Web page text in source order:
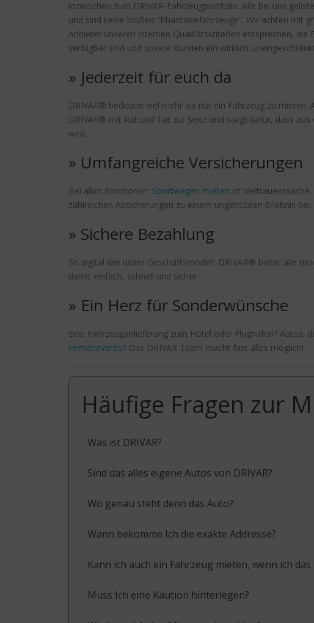
inzwischen zum DRIVAR-Fahrzeugportfolio. Alle bei uns
und sind keine bloßen “Phantasiefahrzeuge”. Wir achten mit
Anbieter unseren internen Qualitätskriterien entsprechen,
verfügbar sind und unsere Kunden ein wirklich
» Jederzeit für euch da
DRIVAR® bedeutet viel mehr als nur ein Fahrzeug zu
DRIVAR® mit Rat und Tat zur Seite und sorgt dafür, dass
wird.
» Umfangreiche Versicherungen
Bei allen Emotionen: Sportwagen mieten ist
zahlreichen Absicherungen zu einem ungetrübten Erlebnis bei.
» Sichere Bezahlung
So digital wie unser Geschäftsmodell: DRIVAR® bietet alle
damit einfach, schnell und sicher
» Ein Herz für Sonderwünsche
Eine Fahrzeuganlieferung zum Hotel oder Flughafen? Autos,
Firmenevents? Das DRIVAR Team macht fast alles möglich!
Häufige Fragen zur
Was ist DRIVAR?
Sind das alles eigene Autos von DRIVAR?
Wo genau steht denn das Auto?
Wann bekomme Ich die exakte Addresse?
Kann ich auch ein Fahrzeug mieten, wenn ich
Muss Ich eine Kaution hinterlegen?